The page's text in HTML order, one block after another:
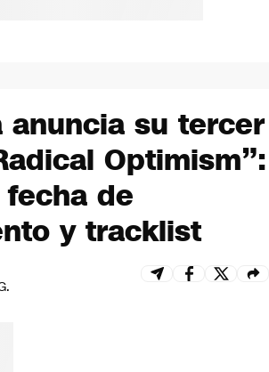
anuncia su tercer
Optimism”:
de
y tracklist